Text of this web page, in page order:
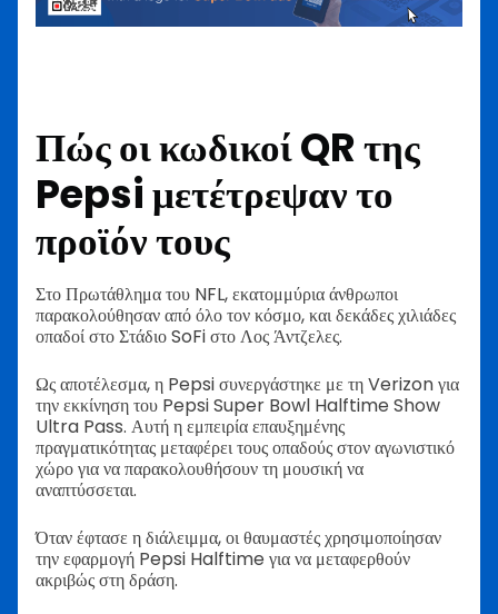
Πώς οι κωδικοί QR της
Pepsi μετέτρεψαν το
προϊόν τους
Στο Πρωτάθλημα του NFL, εκατομμύρια άνθρωποι
παρακολούθησαν από όλο τον κόσμο, και δεκάδες χιλιάδες
οπαδοί στο Στάδιο SoFi στο Λος Άντζελες.
Ως αποτέλεσμα, η Pepsi συνεργάστηκε με τη Verizon για
την εκκίνηση του Pepsi Super Bowl Halftime Show
Ultra Pass. Αυτή η εμπειρία επαυξημένης
πραγματικότητας μεταφέρει τους οπαδούς στον αγωνιστικό
χώρο για να παρακολουθήσουν τη μουσική να
αναπτύσσεται.
Όταν έφτασε η διάλειμμα, οι θαυμαστές χρησιμοποίησαν
την εφαρμογή Pepsi Halftime για να μεταφερθούν
ακριβώς στη δράση.